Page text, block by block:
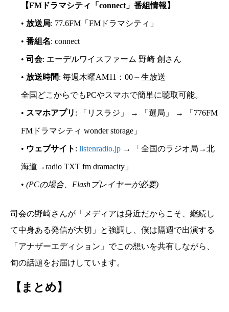
【FMドラマシティ「connect」番組情報】
• 放送局: 77.6FM「FMドラマシティ」
• 番組名: connect
• 司会: エーデルワイスファーム 野崎 創さん
• 放送時間: 毎週木曜AM11：00～生放送
全国どこからでもPCやスマホで簡単に聴取可能。
• スマホアプリ : 「リスラジ」 → 「選局」 → 「776FM
FMドラマシティ wonder storage」
• ウェブサイト : listenradio.jp→ 「全国のラジオ局→北
海道→radio TXT fm dramacity」
• (PCの場合、Flashプレイヤーが必要)
司会の野崎さんが「メディアは身近だからこそ、継続し
て中身ある発信が大切」と強調し、僕は隔週で出演する
「アナザーエディション」でこの想いを共有しながら、
旬の話題をお届けしています。
【まとめ】